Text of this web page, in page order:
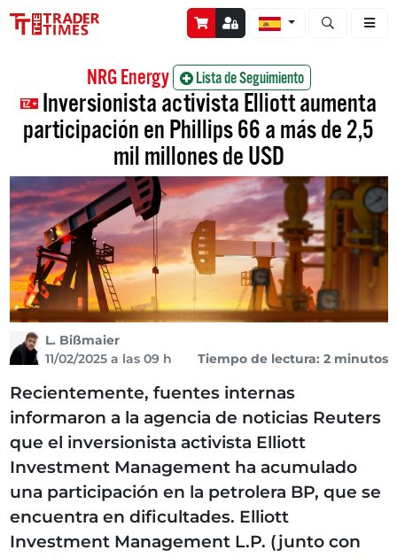
Abrir
NRG Energy Lista de Seguimiento
Inversionista activista Elliott aumenta
participación en Phillips 66 a más de 2,5
mil millones de USD
L. Bißmaier
11/02/2025 a las 09 h
Tiempo de lectura: 2 minutos
Recientemente, fuentes internas
informaron a la agencia de noticias Reuters
que el inversionista activista Elliott
Investment Management ha acumulado
una participación en la petrolera BP, que se
encuentra en dificultades. Elliott
Investment Management L.P. (junto con